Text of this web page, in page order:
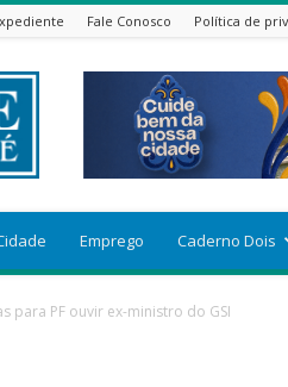
Fale Conosco Política de
Emprego Caderno Dois
para PF ouvir ex-ministro do GSI